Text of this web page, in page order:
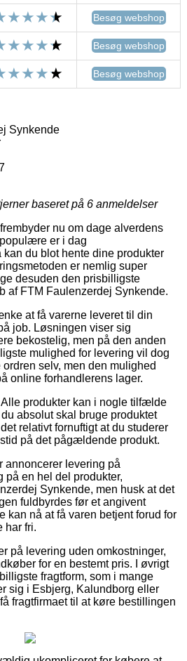
Besøg webshop
Besøg webshop
Besøg webshop
Synkende
baseret på 6 anmeldelser
nu om dage alverdens
er i dag
kan du blot hente dine produkter
er nemlig super
desuden den prisbilligste
af FTM Faulenzerdej Synkende.
at få varerne leveret til din
job. Løsningen viser sig
bekostelig, men på den anden
mulighed for levering vil dog
selv, men den mulighed
online forhandlerens lager.
produkter kan i nogle tilfælde
absolut skal bruge produktet
relativt fornuftigt at du studerer
på det pågældende produkt.
levering på
en hel del produkter,
Synkende, men husk at det
fuldbyrdes før et angivent
kan nå at få varen betjent forud for
har fri.
på levering uden omkostninger,
for en bestemt pris. I øvrigt
fragtform, som i mange
sig i Esbjerg, Kalundborg eller
fragtfirmaet til at køre bestillingen